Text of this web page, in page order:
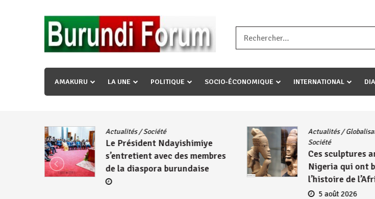
« Ingorane si ugupfa , ingorane ni ugupfa nabi ,gupfa ataco umariye umuryango wawe
uzopfire neza umuryango n’igihugu cakwibarutse ? »
AMAKURU LA UNE POLITIQUE SOCIO-ÉCONOMIQUE INTERNATIONAL
Actualités/Société
Le Président Ndayishimiye
s’entretient avec des membres
de la diaspora burundaise
Actualités/
Société
Ces sculptures
Nigeria qui ont
l’histoire de
5 août 2026